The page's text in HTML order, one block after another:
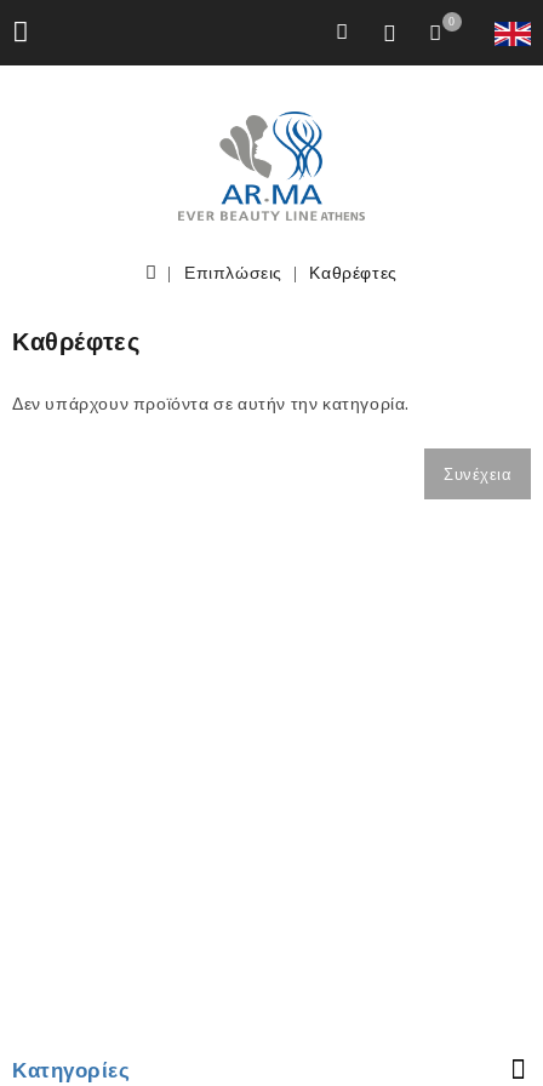
0
Επιπλώσεις Καθρέφτες
Καθρέφτες
Δεν υπάρχουν προϊόντα σε αυτήν την κατηγορία.
Συνέχεια
Κατηγορίες